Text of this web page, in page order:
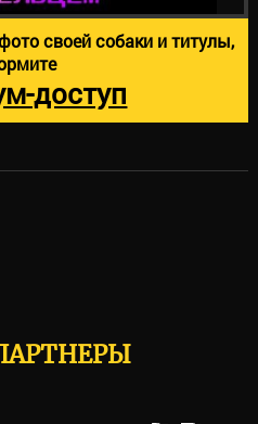
своей собаки и титулы,
доступ